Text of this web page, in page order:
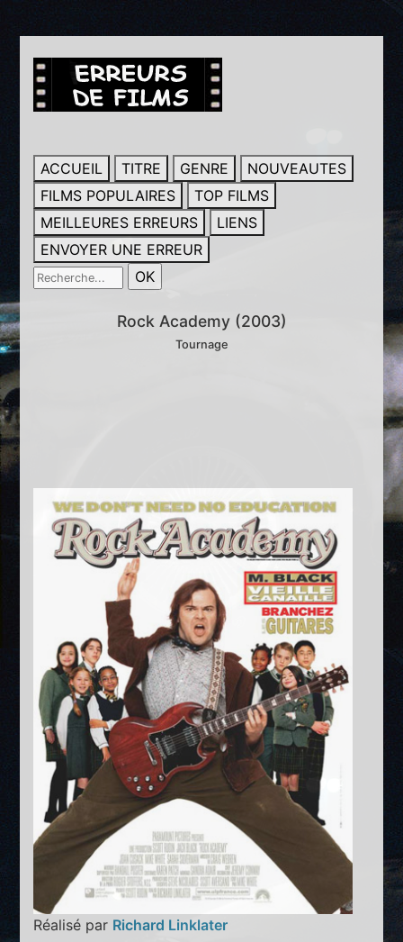
ACCUEIL TITRE GENRE
NOUVEAUTES
FILMS POPULAIRES
TOP FILMS
MEILLEURES ERREURS
LIENS
ENVOYER UNE ERREUR
Rock Academy (2003)
Tournage
Réalisé par Richard Linklater